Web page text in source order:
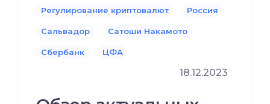
Регулирование криптовалют Россия
Сальвадор Сатоши Накамото
Сбербанк ЦФА
18.12.2023